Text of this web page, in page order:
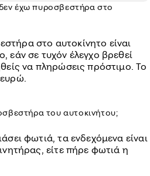
έχω πυροσβεστήρα στο
στο αυτοκίνητο είναι
εάν σε τυχόν έλεγχο βρεθεί
να πληρώσεις πρόστιμο. Το
ευρώ.
του αυτοκινήτου;
φωτιά, τα ενδεχόμενα είναι
είτε πήρε φωτιά η